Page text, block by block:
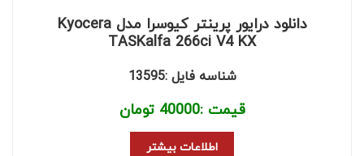
دانلود درایور پرینتر کیوسرا مدل Kyocera
TASKalfa 266ci V4 KX
شناسه فایل :13595
قیمت :40000 تومان
اطلاعات بیشتر